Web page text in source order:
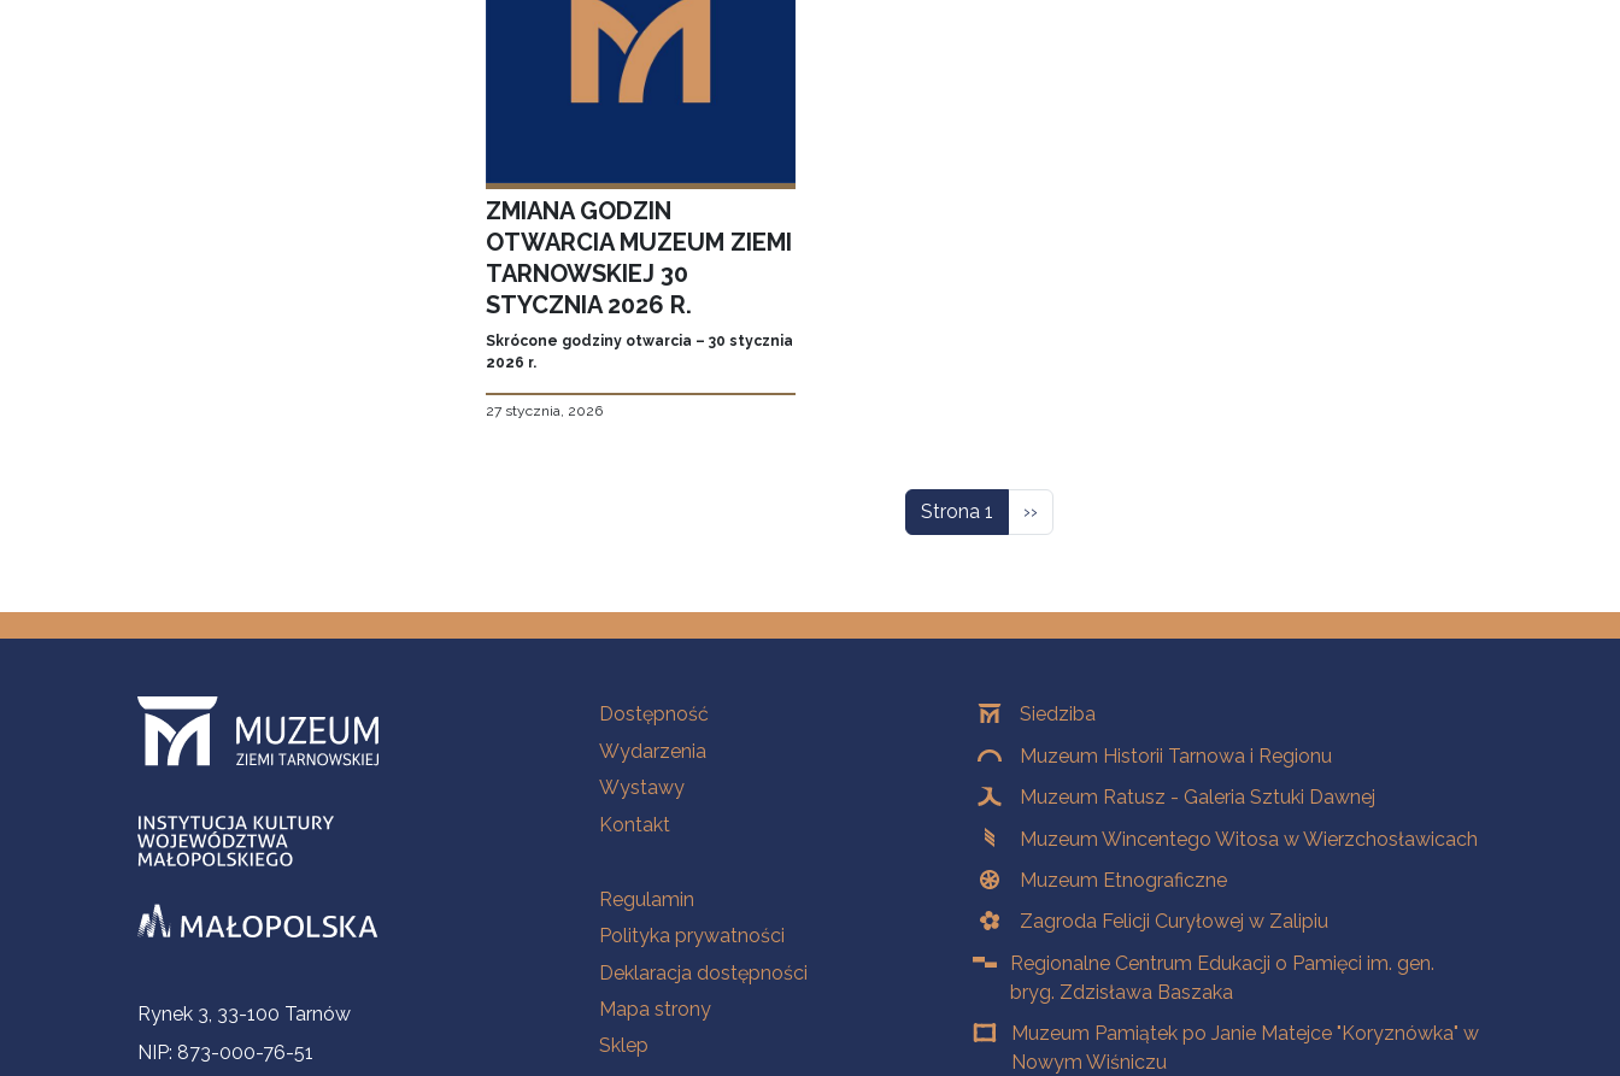
ZMIANA GODZIN
OTWARCIA MUZEUM ZIEMI
TARNOWSKIEJ 30
STYCZNIA 2026 R.
Skrócone godziny otwarcia – 30 stycznia
2026 r.
27 stycznia, 2026
Strona 1 Następna strona
››
Informacje kontaktowe
Rynek 3, 33-100 Tarnów
NIP: 873-000-76-51
Na skróty
Dostępność
Wydarzenia
Wystawy
Kontakt
Na skróty
Regulamin
Polityka prywatności
Deklaracja dostępności
Mapa strony
Sklep
OddziałySiedziba
Muzeum Historii Tarnowa i Regionu
Muzeum Ratusz - Galeria Sztuki Dawnej
Muzeum Wincentego Witosa w Wierzchosławicach
Muzeum Etnograficzne
Zagroda Felicji Curyłowej w Zalipiu
Regionalne Centrum Edukacji o Pamięci im. gen.
bryg. Zdzisława Baszaka
Muzeum Pamiątek po Janie Matejce "Koryznówka" w
Nowym Wiśniczu